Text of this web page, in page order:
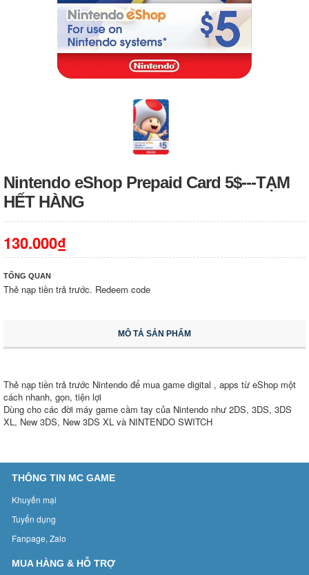
Nintendo eShop Prepaid Card 5$---TẠM
HẾT HÀNG
130.000₫
TỔNG QUAN
Thẻ nạp tiền trả trước. Redeem code
MÔ TẢ SẢN PHẨM
Thẻ nạp tiền trả trước Nintendo để mua game digital , apps từ eShop một
cách nhanh, gọn, tiện lợi
Dùng cho các đời máy game cầm tay của Nintendo như 2DS, 3DS, 3DS
XL, New 3DS, New 3DS XL và NINTENDO SWITCH
THÔNG TIN MC GAME
Khuyến mại
Tuyển dụng
Fanpage, Zalo
MUA HÀNG & HỖ TRỢ